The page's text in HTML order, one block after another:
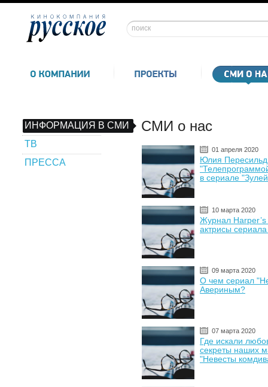
ИНФОРМАЦИЯ В СМИ
ТВ
ПРЕССА
СМИ о нас
01 апреля 2020
Юлия
в сериале
10 марта 2020
Журнал Harper’s
актрисы
09 марта 2020
О чем сериал
Авериным?
07 марта 2020
Где искали
секреты наших
"Невесты